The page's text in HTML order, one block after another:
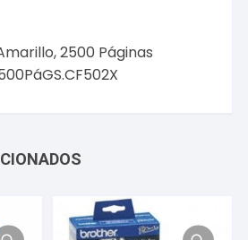
2500 Páginas